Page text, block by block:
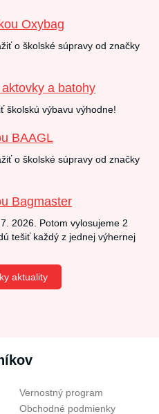
Oxybag
o školské súpravy od značky
a batohy
školskú výbavu výhodne!
BAAGL
o školské súpravy od značky
Bagmaster
2026. Potom vylosujeme 2
tešiť každý z jednej výhernej
aktuality
Vernostný program
Obchodné podmienky